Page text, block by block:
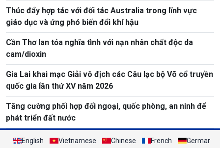
Thúc đẩy hợp tác với đối tác Australia trong lĩnh vực
giáo dục và ứng phó biến đổi khí hậu
Cần Thơ lan tỏa nghĩa tình với nạn nhân chất độc da
cam/dioxin
Gia Lai khai mạc Giải vô địch các Câu lạc bộ Võ cổ truyền
quốc gia lần thứ XV năm 2026
Tăng cường phối hợp đối ngoại, quốc phòng, an ninh để
phát triển đất nước
English Vietnamese Chinese French German